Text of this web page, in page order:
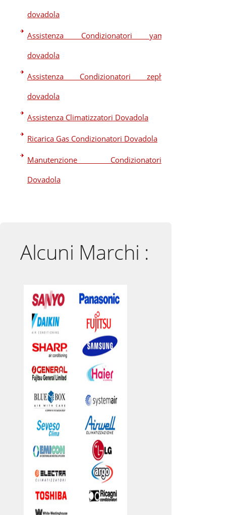
dovadola
Assistenza Condizionatori yama
dovadola
Assistenza Condizionatori zephir
dovadola
Assistenza Climatizzatori Dovadola
Ricarica Gas Condizionatori Dovadola
Manutenzione Condizionatori
Dovadola
Alcuni Marchi :